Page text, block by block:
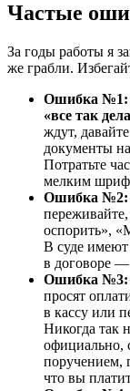
Частые
За годы работы я
же грабли.
Ошибка №1:
«все так
ждут,
документы
Потратьте
мелким
Ошибка №2:
оспорить»,
В суде имеют
в договоре —
Ошибка №3:
просят
в кассу или
Никогда так
официально,
поручением,
что вы